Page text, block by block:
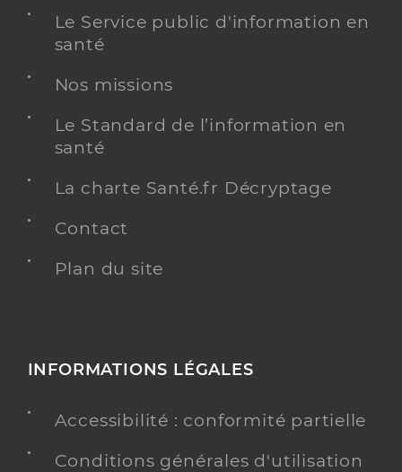
Le Service public d'information en
santé
Nos missions
Le Standard de l’information en
santé
La charte Santé.fr Décryptage
Contact
Plan du site
INFORMATIONS LÉGALES
Accessibilité : conformité partielle
Conditions générales d'utilisation